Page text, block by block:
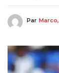
Par Marco,